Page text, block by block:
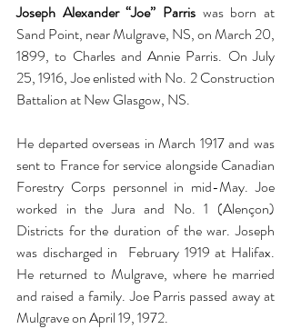
Joseph Alexander “Joe” Parris was born at
Sand Point, near Mulgrave, NS, on March 20,
1899, to Charles and Annie Parris. On July
25, 1916, Joe enlisted with No. 2 Construction
Battalion at New Glasgow, NS.
He departed overseas in March 1917 and was
sent to France for service alongside Canadian
Forestry Corps personnel in mid-May. Joe
worked in the Jura and No. 1 (Alençon)
Districts for the duration of the war. Joseph
was discharged in  February 1919 at Halifax.
He returned to Mulgrave, where he married
and raised a family. Joe Parris passed away at
Mulgrave on April 19, 1972.